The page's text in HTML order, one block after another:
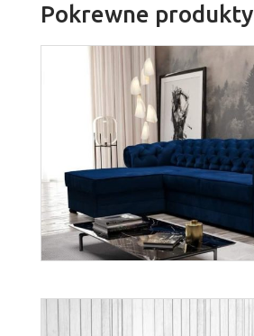
Pokrewne produkty